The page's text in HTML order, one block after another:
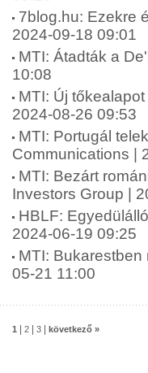
7blog.hu: Ezekre
2024-09-18 09:01
MTI: Átadták a
10:08
MTI: Új
2024-08-26 09:53
MTI: Portugál
Communications |
MTI: Bezárt
Investors Group |
HBLF:
2024-06-19 09:25
MTI:
05-21 11:00
1 2 3 következő »